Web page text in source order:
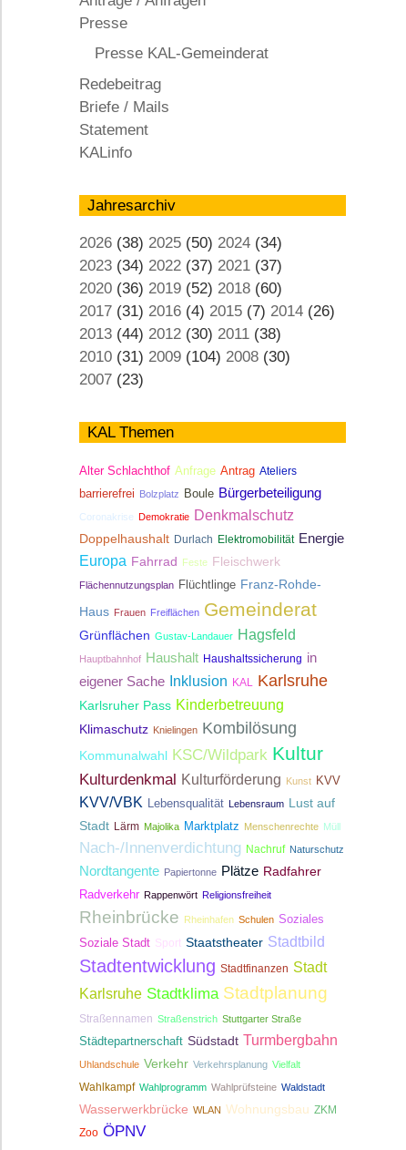
KAL
Presse
Presse KAL-Gemeinderat
Redebeitrag
Briefe / Mails
Statement
KALinfo
Jahresarchiv
2026 (38) 2025 (50) 2024 (34)
2023 (34) 2022 (37) 2021 (37)
2020 (36) 2019 (52) 2018 (60)
2017 (31) 2016 (4) 2015 (7) 2014 (26)
2013 (44) 2012 (30) 2011 (38)
2010 (31) 2009 (104) 2008 (30)
2007 (23)
KAL Themen
Alter Schlachthof Anfrage Antrag Ateliers
barrierefrei Bolzplatz Boule Bürgerbeteiligung
Coronakrise Demokratie Denkmalschutz
Doppelhaushalt Durlach Elektromobilität Energie
Europa Fahrrad Feste Fleischwerk
Flächennutzungsplan Flüchtlinge Franz-Rohde-
Haus Frauen Freiflächen Gemeinderat
Grünflächen Gustav-Landauer Hagsfeld
Hauptbahnhof Haushalt Haushaltssicherung in
eigener Sache Inklusion KAL Karlsruhe
Karlsruher Pass Kinderbetreuung
Klimaschutz Knielingen Kombilösung
Kommunalwahl KSC/Wildpark Kultur
Kulturdenkmal Kulturförderung Kunst KVV
KVV/VBK Lebensqualität Lebensraum
Lust auf
Stadt Lärm Majolika Marktplatz Menschenrechte Müll
Nach-/Innenverdichtung Nachruf Naturschutz
Nordtangente Papiertonne Plätze Radfahrer
Radverkehr Rappenwört Religionsfreiheit
Rheinbrücke Rheinhafen Schulen Soziales
Soziale Stadt Sport Staatstheater Stadtbild
Stadtentwicklung Stadtfinanzen Stadt
Karlsruhe Stadtklima Stadtplanung
Straßennamen Straßenstrich Stuttgarter Straße
Städtepartnerschaft Südstadt Turmbergbahn
Uhlandschule Verkehr Verkehrsplanung Vielfalt
Wahlkampf Wahlprogramm Wahlprüfsteine Waldstadt
Wasserwerkbrücke WLAN Wohnungsbau ZKM
Zoo ÖPNV